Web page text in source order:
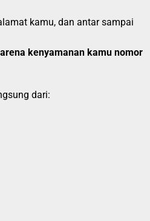
kamu, dan antar sampai
kenyamanan kamu nomor
dari: